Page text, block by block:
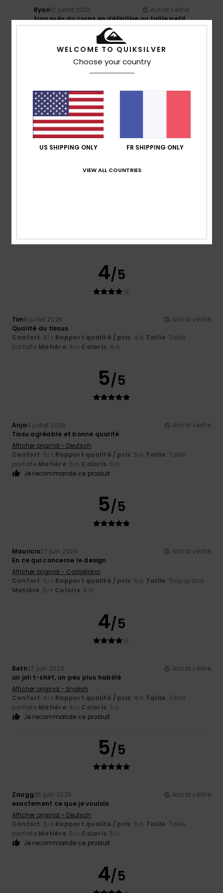
Ryan12 juillet 2026
Achat vérifié
trop près du corps en définitive ou taille petit..
5/5
12 juillet 2026
Très agréable sur la peau et motif original
Confort: 5/5 Rapport qualité / prix
parfaiteMatière: 5/5 Coloris
parfaiteMatière: 5 Coloris: 4
4/5
Tim8 juillet 2026
Achat vérifié
Qualité du tissus
Confort: 4/5 Rapport qualité / prix: 4/5 Taille: Taille
parfaite Matière: 4 /5 Coloris: 4 /5
5/5
Anja4 juillet 2026
Achat vérifié
Tissu agréable et bonne qualité
Afficher original - Deutsch
Confort: 5/5 Rapport qualité / prix: 5/5 Taille: Taille
parfaite Matière: 5 /5 Coloris: 5 /5
Je recommande ce produit
5/5
Mauricio27 juin 2026
Achat vérifié
En ce qui concerne le design
Afficher original - Castellano
Confort: 5/5 Rapport qualité / prix: 5/5 Taille: Trop grand
Matière: 5/5 Coloris: 5 /5
4/5
Beth27 juin 2026
Achat vérifié
un joli t-shirt, un peu plus habillé
Afficher original - English
Confort: 4/5 Rapport qualité / prix: 4/5 Taille: Taille
parfaite Matière: 4 /5 Coloris: 3 /5
Je recommande ce produit
5/5
Zaugg25 juin 2026
Achat vérifié
exactement ce que je voulais
Afficher original - Deutsch
Confort: 5/5 Rapport qualité / prix: 5/5 Taille: Taille
parfaite Matière: 5 /5 Coloris: 5 /5
Je recommande ce produit
4/5
WELCOME TO QUIKSILVER
Choose your country
US SHIPPING ONLY FR SHIPPING ONLY
VIEW ALL COUNTRIES